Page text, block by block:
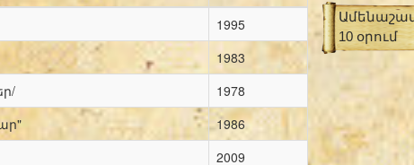
1995
1983
1978
1986
2009
10 օրում